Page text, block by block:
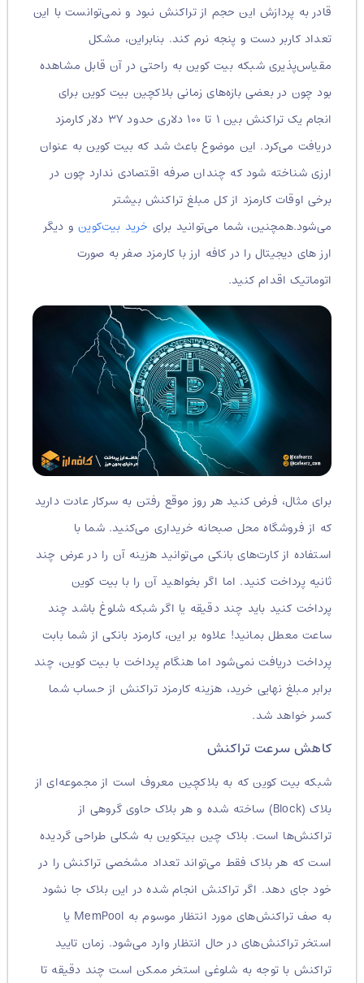
قادر به پردازش این حجم از تراکنش نبود و نمی‌توانست با این
تعداد کاربر دست و پنجه نرم کند. بنابراین، مشکل
مقیاس‌پذیری شبکه بیت کوین به راحتی در آن قابل مشاهده
بود چون در بعضی بازه‌های زمانی بلاکچین بیت کوین برای
انجام یک تراکنش بین ۱ تا ۱۰۰ دلاری حدود ۳۷ دلار کارمزد
دریافت می‌کرد. این موضوع باعث شد که بیت کوین به عنوان
ارزی شناخته شود که چندان صرفه اقتصادی ندارد چون در
برخی اوقات کارمزد از کل مبلغ تراکنش بیشتر
می‌شود.همچنین، شما می‌توانید برای خرید بیت‌کوینو دیگر
ارز های دیجیتال را در کافه ارز با کارمزد صفر به صورت
اتوماتیک اقدام کنید.
برای مثال، فرض کنید هر روز موقع رفتن به سرکار عادت دارید
که از فروشگاه محل صبحانه خریداری می‌کنید. شما با
استفاده از کارت‌های بانکی می‌توانید هزینه آن را در عرض چند
ثانیه پرداخت کنید. اما اگر بخواهید آن را با بیت کوین
پرداخت کنید باید چند دقیقه یا اگر شبکه شلوغ باشد چند
ساعت معطل بمانید! علاوه بر این، کارمزد بانکی از شما بابت
پرداخت دریافت نمی‌شود اما هنگام پرداخت با بیت کوین، چند
برابر مبلغ نهایی خرید، هزینه کارمزد تراکنش از حساب شما
کسر خواهد شد.
کاهش سرعت تراکنش‌
شبکه بیت کوین که به بلاکچین معروف است از مجموعه‌ای از
بلاک (Block) ساخته شده و هر بلاک حاوی گروهی از
تراکنش‌ها است. بلاک چین بیتکوین به شکلی طراحی گردیده
است که هر بلاک فقط می‌تواند تعداد مشخصی تراکنش را در
خود جای دهد. اگر تراکنش انجام شده در این بلاک جا نشود
به صف تراکنش‌های مورد انتظار موسوم به MemPool یا
استخر تراکنش‌های در حال انتظار وارد می‌شود. زمان تایید
تراکنش با توجه به شلوغی استخر ممکن است چند دقیقه تا